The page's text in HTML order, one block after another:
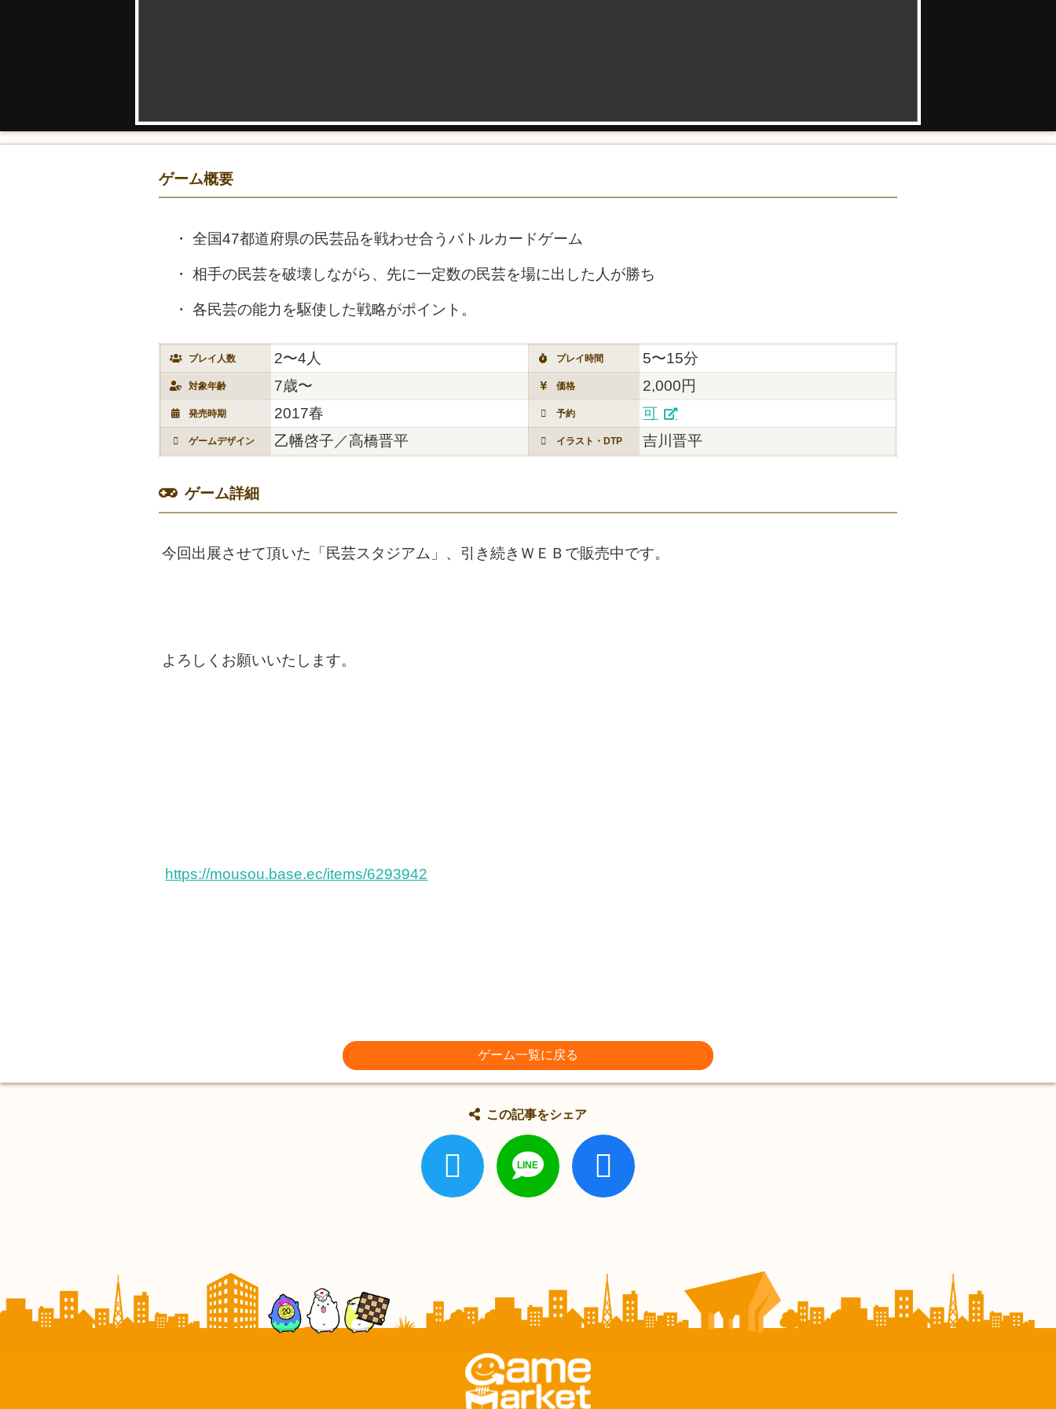
ゲーム概要
全国47都道府県の民芸品を戦わせ合うバトルカードゲーム
相手の民芸を破壊しながら、先に一定数の民芸を場に出した人が勝ち
各民芸の能力を駆使した戦略がポイント。
プレイ人数 2〜4人 プレイ時間 5〜15分
対象年齢 7歳〜 価格 2,000円
発売時期 2017春 予約 可
ゲームデザイン 乙幡啓子／高橋晋平 イラスト・DTP 吉川晋平
ゲーム詳細
今回出展させて頂いた「民芸スタジアム」、引き続きＷＥＢで販売中です。
よろしくお願いいたします。
https://mousou.base.ec/items/6293942
ゲーム一覧に戻る
この記事をシェア